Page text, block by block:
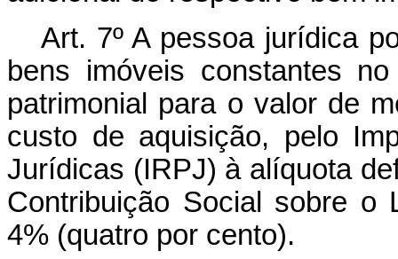
Art. 7º A pessoa jurídica
bens imóveis constantes
patrimonial para o valor de
custo de aquisição, pelo
Jurídicas (IRPJ) à alíquota
Contribuição Social sobre o
4% (quatro por cento).